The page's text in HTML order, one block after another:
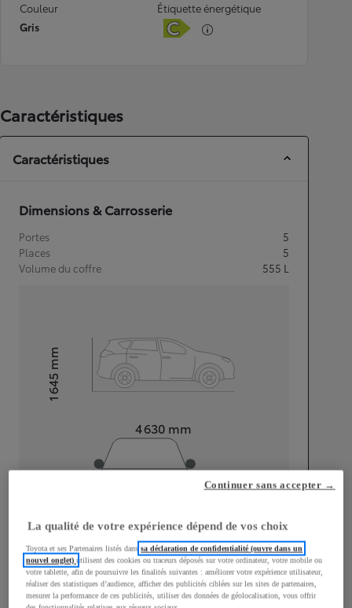
Couleur
Gris
Étiquette énergétique
Caractéristiques
Caractéristiques
Dimensions & Carrosserie
Portes
5
Places
5
Volume du coffre
555 L
4 630 mm
Hauteur1 645
mm
1 845mm
La qualité de votre expérience dépend de vos choix
Toyota et ses Partenaires listés danssa déclaration de confidentialité (ouvre dans un
nouvel onglet)utilisent des cookies ou traceurs déposés sur votre ordinateur, votre mobile ou
votre tablette, afin de poursuivre les finalités suivantes : améliorer votre expérience utilisateur,
réaliser des statistiques d’audience, afficher des publicités ciblées sur les sites de partenaires,
mesurer la performance de ces publicités, utiliser des données de géolocalisation, vous offrir
Continuer sans accepter →